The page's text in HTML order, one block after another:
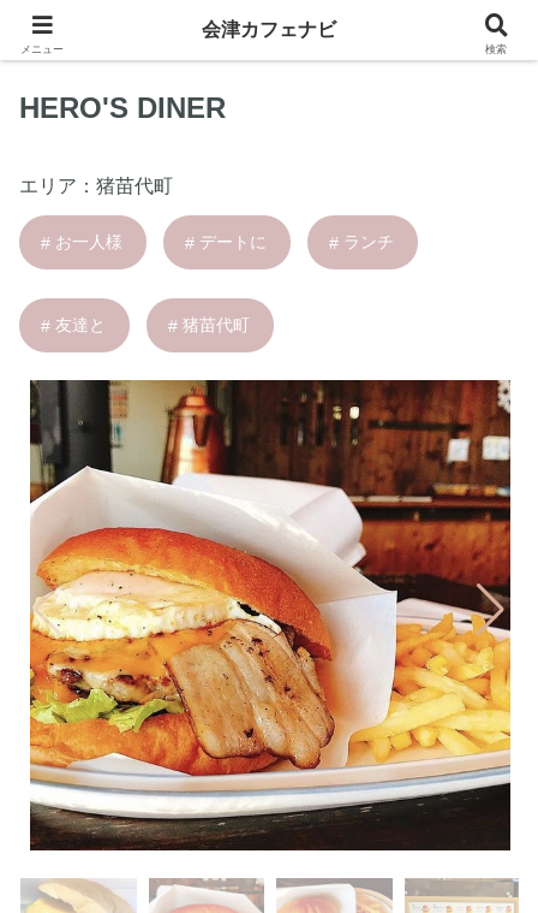
HERO'S DINER
エリア： 猪苗代町
お一人様 デートに ランチ
友達と 猪苗代町
メニュー
会津カフェナビ
検索